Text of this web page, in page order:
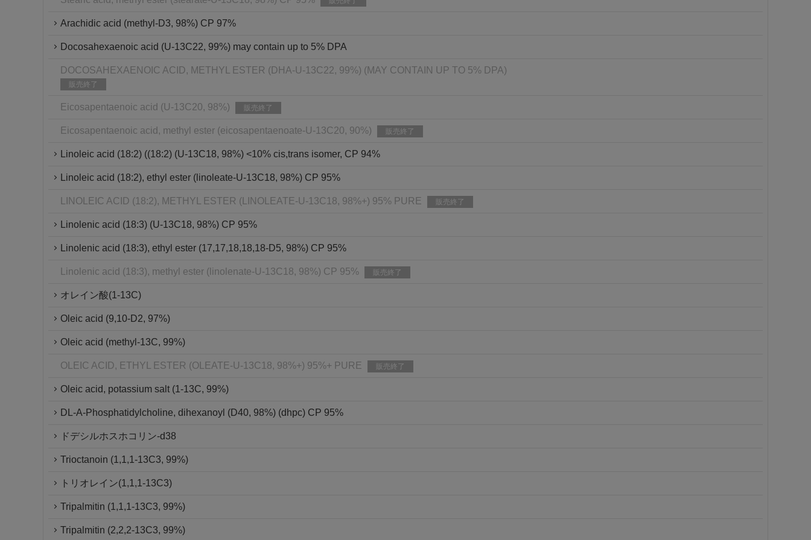
Arachidic acid (methyl-D3, 98%) CP 97%
Docosahexaenoic acid (U-13C22, 99%) may contain up to 5% DPA
DOCOSAHEXAENOIC ACID, METHYL ESTER (DHA-U-13C22, 99%) (MAY CONTAIN UP TO 5% DPA)
販売終了
Eicosapentaenoic acid (U-13C20, 98%) 販売終了
Eicosapentaenoic acid, methyl ester (eicosapentaenoate-U-13C20, 90%) 販売終了
Linoleic acid (18:2) ((18:2) (U-13C18, 98%) <10% cis,trans isomer, CP 94%
Linoleic acid (18:2), ethyl ester (linoleate-U-13C18, 98%) CP 95%
LINOLEIC ACID (18:2), METHYL ESTER (LINOLEATE-U-13C18, 98%+) 95% PURE 販売終了
Linolenic acid (18:3) (U-13C18, 98%) CP 95%
Linolenic acid (18:3), ethyl ester (17,17,18,18,18-D5, 98%) CP 95%
Linolenic acid (18:3), methyl ester (linolenate-U-13C18, 98%) CP 95% 販売終了
オレイン酸(1-13C)
Oleic acid (9,10-D2, 97%)
Oleic acid (methyl-13C, 99%)
OLEIC ACID, ETHYL ESTER (OLEATE-U-13C18, 98%+) 95%+ PURE 販売終了
Oleic acid, potassium salt (1-13C, 99%)
DL-A-Phosphatidylcholine, dihexanoyl (D40, 98%) (dhpc) CP 95%
ドデシルホスホコリン-d38
Trioctanoin (1,1,1-13C3, 99%)
トリオレイン(1,1,1-13C3)
Tripalmitin (1,1,1-13C3, 99%)
Tripalmitin (2,2,2-13C3, 99%)